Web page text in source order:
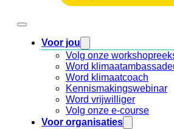
Voor jou
Volg onze
Word
Word klimaatcoach
Kennismakingswebinar
Word vrijwilliger
Volg onze e-course
Voor organisaties